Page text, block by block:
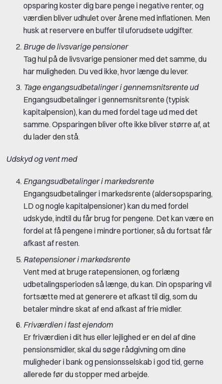
opsparing koster dig bare penge i negative renter, og
værdien bliver udhulet over årene med inflationen. Men
husk at reservere en buffer til uforudsete udgifter.
Bruge de livsvarige pensioner
Tag hul på de livsvarige pensioner med det samme, du
har muligheden. Du ved ikke, hvor længe du lever.
Tage engangsudbetalinger i gennemsnitsrente ud
Engangsudbetalinger i gennemsnitsrente (typisk
kapitalpension), kan du med fordel tage ud med det
samme. Opsparingen bliver ofte ikke bliver større af, at
du lader den stå.
Udskyd og vent med
Engangsudbetalinger i markedsrente
Engangsudbetalinger i markedsrente (aldersopsparing,
LD og nogle kapitalpensioner) kan du med fordel
udskyde, indtil du får brug for pengene. Det kan være en
fordel at få pengene i mindre portioner, så du fortsat får
afkast af resten.
Ratepensioner i markedsrente
Vent med at bruge ratepensionen, og forlæng
udbetalingsperioden så længe, du kan. Din opsparing vil
fortsætte med at generere et afkast til dig, som du
betaler mindre skat af end afkast af frie midler.
Friværdien i fast ejendom
Er friværdien i dit hus eller lejlighed er en del af dine
pensionsmidler, skal du søge rådgivning om dine
muligheder i bank og pensionsselskab i god tid, gerne
allerede før du stopper med arbejde.